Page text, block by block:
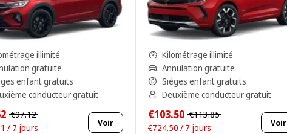
illimité
gratuite
enfant gratuits
conducteur gratuit
€97.12
/ 7 jours
Voir
Kilométrage illimité
Annulation gratuite
Sièges enfant gratuits
Deuxième conducteur gratuit
€103.50 €113.85
€724.50 / 7 jours
Voir